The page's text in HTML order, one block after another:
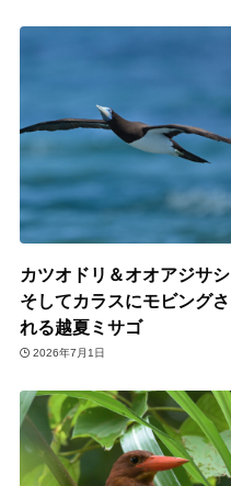
カツオドリ＆オオアジサシ
そしてカラスにモビングさ
れる越夏ミサゴ
2026年7月1日